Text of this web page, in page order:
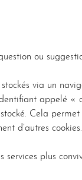
ou
via un
appelé
Cela permet
d’autres
plus